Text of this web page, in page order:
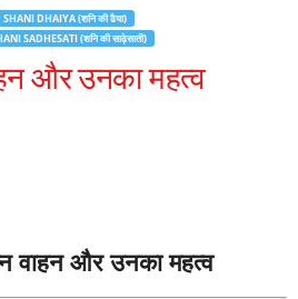
SHANI DHAIYA (शनि की ढैया)
SADHESATI (शनि की साढ़ेसाती)
और उनका महत्व
वाहन और उनका महत्व